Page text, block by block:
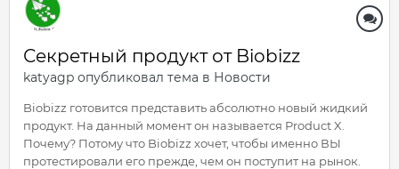
Секретный продукт от Biobizz
katyagp опубликовал тема в Новости
Biobizz готовится представить абсолютно новый жидкий
продукт. На данный момент он называется Product X.
Почему? Потому что Biobizz хочет, чтобы именно ВЫ
протестировали его прежде, чем он поступит на рынок.